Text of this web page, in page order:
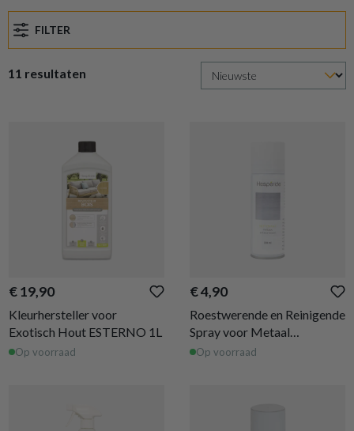
FILTER
11 resultaten
€ 19,90
Kleurhersteller voor
Exotisch Hout ESTERNO 1L
Op voorraad
€ 4,90
Roestwerende en Reinigende
Spray voor Metaal
ESTERNO 200 ml
Op voorraad